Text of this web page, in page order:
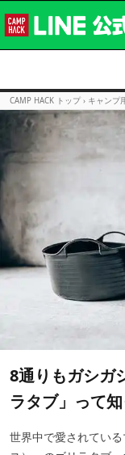
CAMP HACK トップ › キャンプ
8通りもガシガ
ラタブ」って
世界中で愛されてい